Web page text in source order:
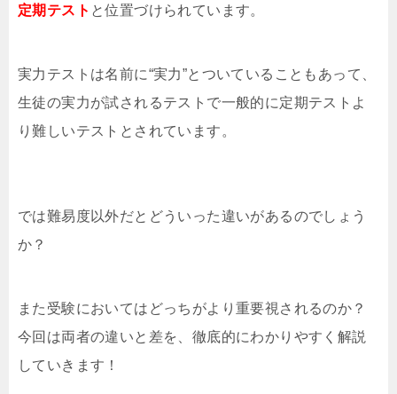
定期テスト と位置づけられています。
実力テストは名前に“実力”とついていることもあって、
生徒の実力が試されるテストで一般的に定期テストよ
り難しいテストとされています。
では難易度以外だとどういった違いがあるのでしょう
か？
また受験においてはどっちがより重要視されるのか？
今回は両者の違いと差を、徹底的にわかりやすく解説
していきます！